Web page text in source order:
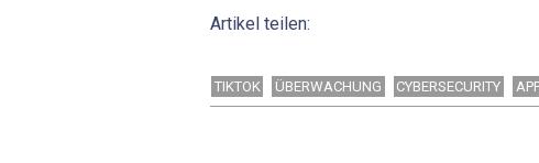
Artikel teilen:
TIKTOK ÜBERWACHUNG CYBERSECURITY